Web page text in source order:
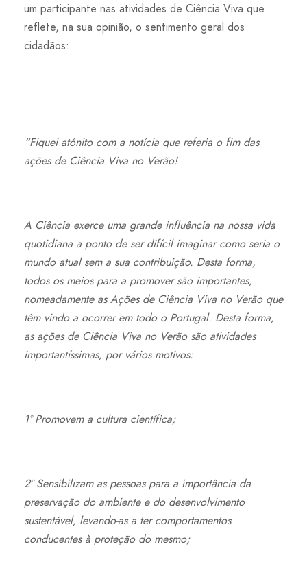
um participante nas atividades de Ciência Viva que
reflete, na sua opinião, o sentimento geral dos
cidadãos:
“Fiquei atónito com a notícia que referia o fim das
ações de Ciência Viva no Verão!
A Ciência exerce uma grande influência na nossa vida
quotidiana a ponto de ser difícil imaginar como seria o
mundo atual sem a sua contribuição. Desta forma,
todos os meios para a promover são importantes,
nomeadamente as Ações de Ciência Viva no Verão que
têm vindo a ocorrer em todo o Portugal. Desta forma,
as ações de Ciência Viva no Verão são atividades
importantíssimas, por vários motivos:
1º Promovem a cultura científica;
2º Sensibilizam as pessoas para a importância da
preservação do ambiente e do desenvolvimento
sustentável, levando-as a ter comportamentos
conducentes à proteção do mesmo;